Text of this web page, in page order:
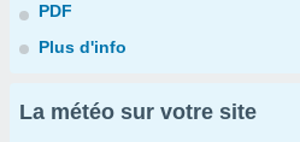
PDF
Plus d'info
La météo sur votre site